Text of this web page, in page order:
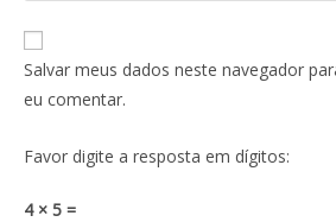
Salvar meus dados neste navegador
eu comentar.
Favor digite a resposta em dígitos:
4 × 5 =